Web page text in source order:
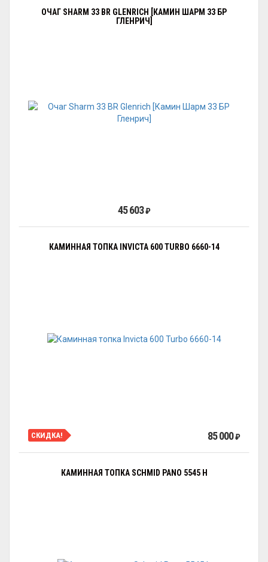
ОЧАГ SHARM 33 BR GLENRICH [КАМИН ШАРМ 33 БР
ГЛЕНРИЧ]
45 603₽
КАМИННАЯ ТОПКА INVICTA 600 TURBO 6660-14
СКИДКА! 85 000₽
КАМИННАЯ ТОПКА SCHMID PANO 5545 H